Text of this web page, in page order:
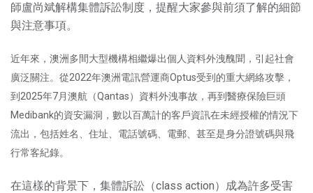
師盧尚斌解構集體訴訟制度，提醒大家參與前須了解的細節
與注意事項。
近年來，澳洲多間大型機構相繼爆出個人資料外洩醜聞，引起社會
廣泛關注。從2022年澳洲電訊營運商Optus受到的重大網絡攻擊，
到2025年7月澳航（Qantas）資料外洩事故，再到醫療保險巨頭
Medibank的資安漏洞，數以百萬計的客戶資訊在未經授權的情況下
流出，包括姓名、住址、電話號碼、電郵、甚至是身分證號碼與飛
行常客紀錄。
在這樣的背景下，集體訴訟（class action）成為許多受害